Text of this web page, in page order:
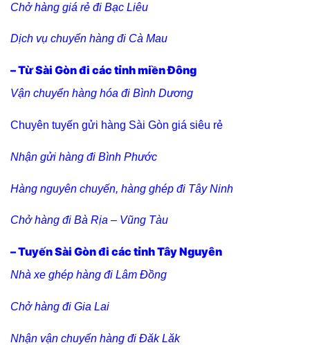
Chở hàng giá rẻ đi Bạc Liêu
Dịch vụ chuyển hàng đi Cà Mau
– Từ Sài Gòn đi các tỉnh miền Đông
Vận chuyển hàng hóa đi Bình Dương
Chuyên tuyến gửi hàng Sài Gòn giá siêu rẻ
Nhận gửi hàng đi Bình Phước
Hàng nguyên chuyến, hàng ghép đi Tây Ninh
Chở hàng đi Bà Rịa – Vũng Tàu
– Tuyến Sài Gòn đi các tỉnh Tây Nguyên
Nhà xe ghép hàng đi Lâm Đồng
Chở hàng đi Gia Lai
Nhận vận chuyển hàng đi Đăk Lăk